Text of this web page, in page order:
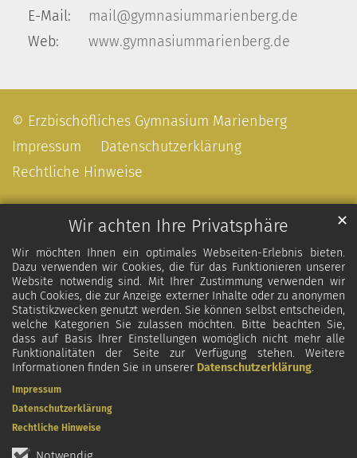
Wir achten Ihre Privatsphäre
Wir möchten Ihnen ein optimales Webseiten-Erlebnis bieten.
Dazu verwenden wir Cookies, die für das Funktionieren unserer
Website notwendig sind. Mit Ihrer Zustimmung verwenden wir
auch Cookies, die zur Anzeige externer Inhalte oder zu anonymen
Statistikzwecken genutzt werden. Sie können selbst entscheiden,
welche Kategorien Sie zulassen möchten. Bitte beachten Sie,
dass auf Basis Ihrer Einstellungen womöglich nicht mehr alle
Funktionalitäten der Seite zur Verfügung stehen. Weitere
Informationen finden Sie in unserer Datenschutzerklärung.
✕
Impressum
Datenschutzerklärung
Rechtliche Hinweise
E-Mail:
mail@gymnasiummarienberg.de
Web:
www.gymnasiummarienberg.de
© Erzbischöfliches Gymnasium Marienberg
Impressum
Datenschutzerklärung
Rechtliche Hinweise